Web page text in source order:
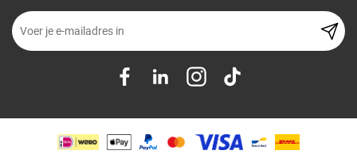
+ Voeg toe aan winkelmandje
Conclusie
De KaWe PERSON-CHECK lengtemeter biedt een ideale combinatie
tot 210 cm, een robuust ontwerp en een eenvoudig leesbare